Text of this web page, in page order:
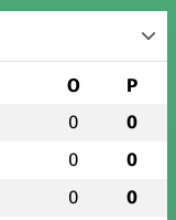
O P
0 0
0 0
0 0